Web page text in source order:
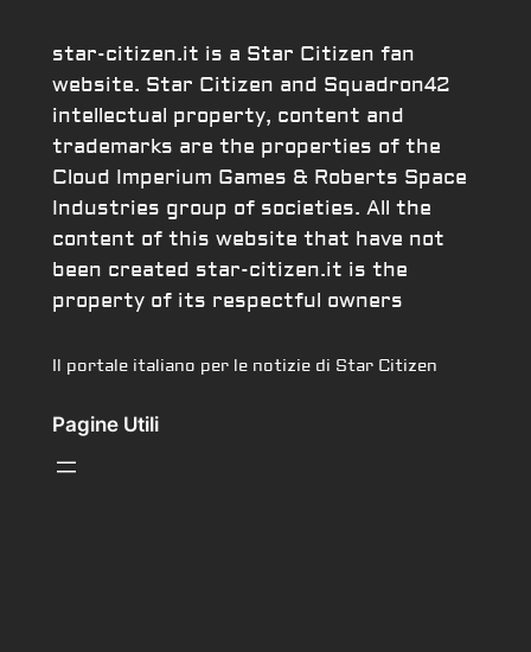
star-citizen.it is a Star Citizen fan
website. Star Citizen and Squadron42
intellectual property, content and
trademarks are the properties of the
Cloud Imperium Games & Roberts Space
Industries group of societies. All the
content of this website that have not
been created star-citizen.it is the
property of its respectful owners
Il portale italiano per le notizie di Star Citizen
Pagine Utili